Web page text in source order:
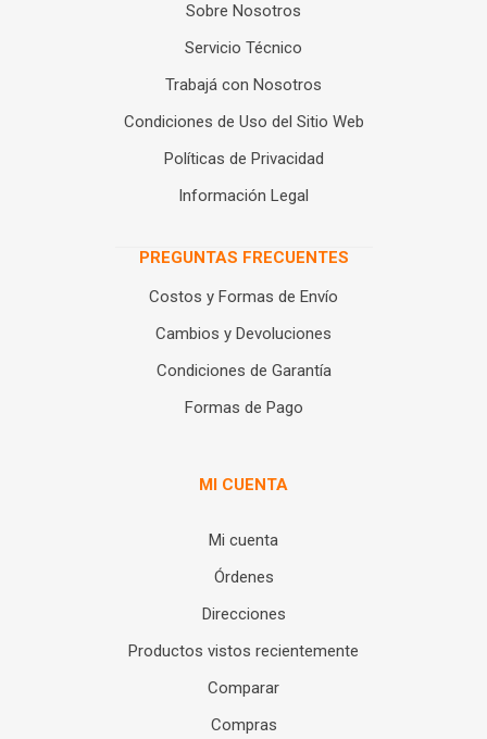
Sobre Nosotros
Servicio Técnico
Trabajá con Nosotros
Condiciones de Uso del Sitio Web
Políticas de Privacidad
Información Legal
PREGUNTAS FRECUENTES
Costos y Formas de Envío
Cambios y Devoluciones
Condiciones de Garantía
Formas de Pago
MI CUENTA
Mi cuenta
Órdenes
Direcciones
Productos vistos recientemente
Comparar
Compras